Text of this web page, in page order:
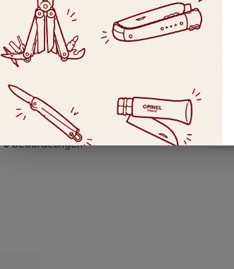
4007264854185
85418-100
0beoordelingen